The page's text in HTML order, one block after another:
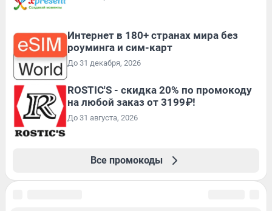
Интернет в 180+ странах мира без
роуминга и сим-карт
До 31 декабря, 2026
ROSTIC'S - скидка 20% по промокоду
на любой заказ от 3199₽!
До 31 августа, 2026
Все промокоды